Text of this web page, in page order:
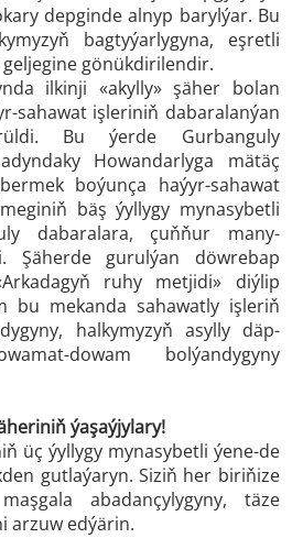
depginde alnyp barylýar. Bu
bagtyýarlygyna, eşretli
gönükdirilendir.
ilkinji «akylly» şäher bolan
sahawat işleriniň dabaralanýan
Bu ýerde Gurbanguly
Howandarlyga mätäç
boýunça haýyr-sahawat
bäş ýyllygy mynasybetli
dabaralara, çuňňur many-
Şäherde gurulýan döwrebap
ruhy metjidi» diýlip
bu mekanda sahawatly işleriň
halkymyzyň asylly däp-
dowam bolýandygyny
ýaşaýjylary!
üç ýyllygy mynasybetli ýene-de
gutlaýaryn. Siziň her biriňize
abadançylygyny, täze
arzuw edýärin.